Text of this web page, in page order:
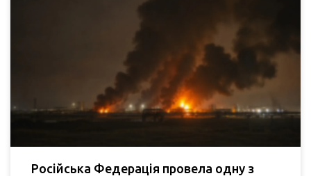
Російська Федерація провела одну з